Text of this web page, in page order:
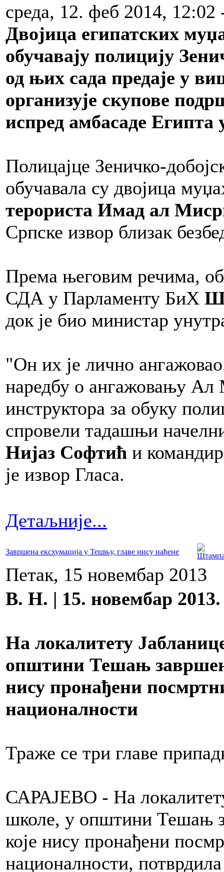
среда, 12. феб 2014, 12:02
Двојица египатских
обучавају полицију
од њих сада предаје у
организује скупове
испред амбасаде Египта
Полицајце Зеничко-
обучавала су двојица
терориста Имад ал
Српске извор близак
Према његовим речима,
СДА у Парламенту БиХ
док је био министар
"Он их је лично
наредбу о ангажовању
инструктора за обуку
спровели тадашњи
Нијаз Софтић и
је извор Гласа.
Детаљније...
Завршена ексхумација у Тешњу, главе нису нађене
Петак, 15 новембар 2013
В. Н. | 15. новембар
На локалитету
општини Тешањ
нису пронађени
националности
Траже се три главе
САРАЈЕВО - На
школе, у општини Тешањ
које нису пронађени
националности,